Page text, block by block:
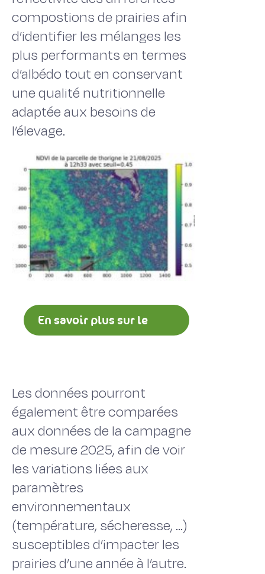
compostions de prairies afin
d’identifier les mélanges les
plus performants en termes
d’albédo tout en conservant
une qualité nutritionnelle
adaptée aux besoins de
l’élevage.
En savoir plus sur le
Les données pourront
également être comparées
aux données de la campagne
de mesure 2025, afin de voir
les variations liées aux
paramètres
environnementaux
(température, sécheresse, …)
susceptibles d’impacter les
prairies d’une année à l’autre.